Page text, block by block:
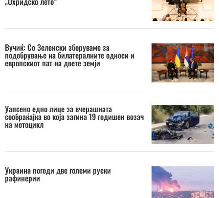
Вучиќ: Со Зеленски зборуваме за
подобрување на билатералните односи и
европскиот пат на двете земји
Уапсено едно лице за вчерашната
сообраќајка во која загина 19 годишен возач
на мотоцикл
Украина погоди две големи руски
рафинерии